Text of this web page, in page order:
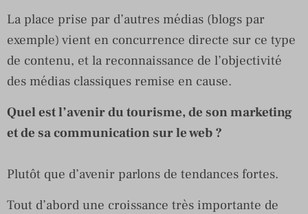
La place prise par d’autres médias (blogs par
exemple) vient en concurrence directe sur ce type
de contenu, et la reconnaissance de l’objectivité
des médias classiques remise en cause.
Quel est l’avenir du tourisme, de son marketing
et de sa communication sur le web ?
Plutôt que d’avenir parlons de tendances fortes.
Tout d’abord une croissance très importante de